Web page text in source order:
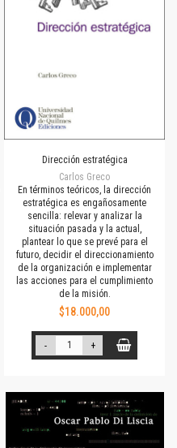
Dirección estratégica
Carlos Greco
En términos teóricos, la dirección
estratégica es engañosamente
sencilla: relevar y analizar la
situación pasada y la actual,
plantear lo que se prevé para el
futuro, decidir el direccionamiento
de la organización e implementar
las acciones para el cumplimiento
de la misión.
$18.000,00
- +